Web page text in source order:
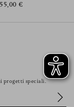
€
progetti speciali.